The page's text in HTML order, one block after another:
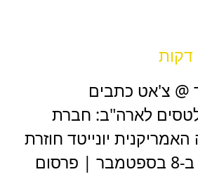
@ צ'אט כתבים
לארה"ב: חברת
יונייטד חוזרת
לישראל ב-8 בספטמבר | פרסום